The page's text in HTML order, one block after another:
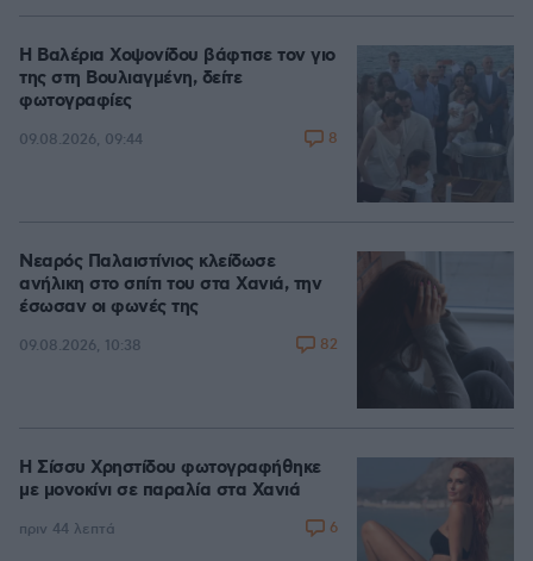
Η Βαλέρια Χοψονίδου βάφτισε τον γιο
της στη Βουλιαγμένη, δείτε
φωτογραφίες
09.08.2026, 09:44 8
Νεαρός Παλαιστίνιος κλείδωσε
ανήλικη στο σπίτι του στα Χανιά, την
έσωσαν οι φωνές της
09.08.2026, 10:38 82
Η Σίσσυ Χρηστίδου φωτογραφήθηκε
με μονοκίνι σε παραλία στα Χανιά
πριν 44 λεπτά 6